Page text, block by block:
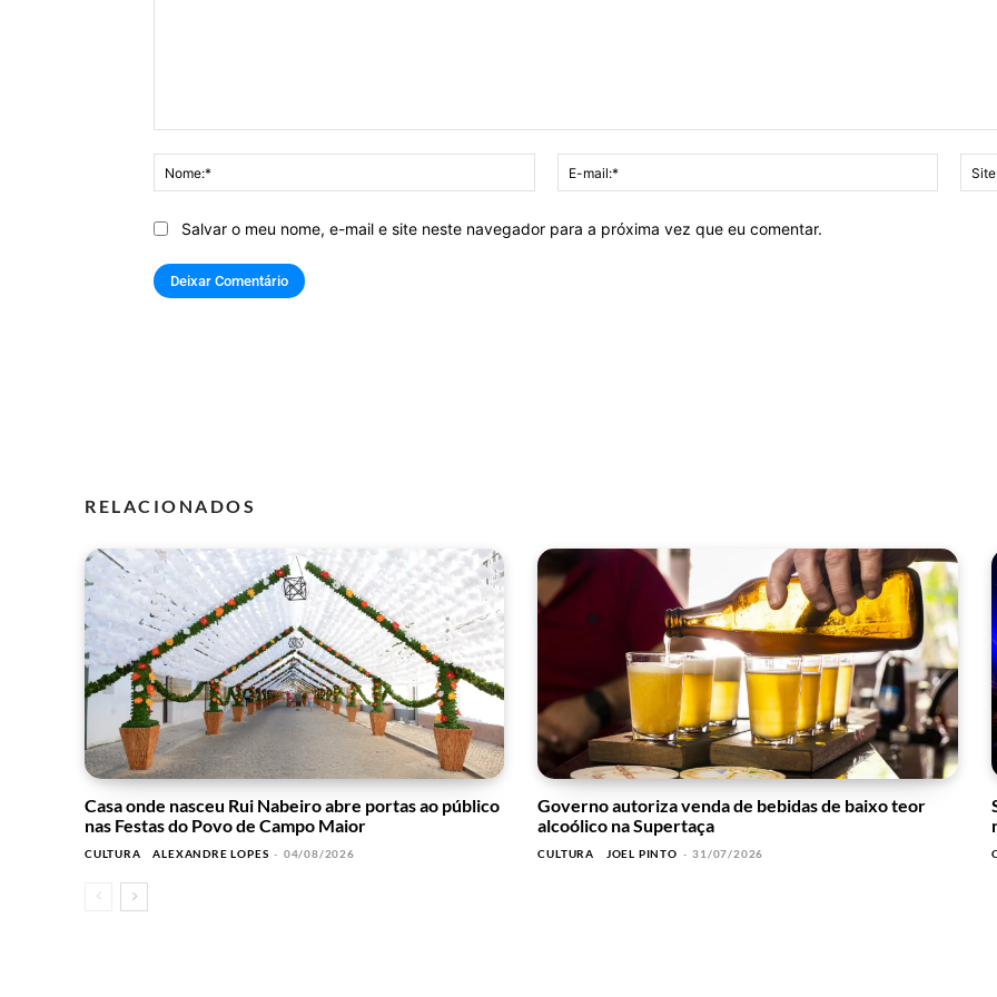
Nome:*
mail:*
Salvar o meu nome, e-mail e site neste navegador para a próxima vez que eu comentar.
RELACIONADOS
Casa onde nasceu Rui Nabeiro abre portas ao público
nas Festas do Povo de Campo Maior
CULTURA ALEXANDRE LOPES - 04/08/2026
Governo autoriza venda de bebidas de baixo teor
alcoólico na Supertaça
CULTURA JOEL PINTO - 31/07/2026